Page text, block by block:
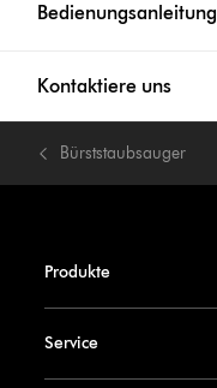
Bedienungsanleitung
Kontaktiere uns
Bürststaubsauger
Produkte
Service